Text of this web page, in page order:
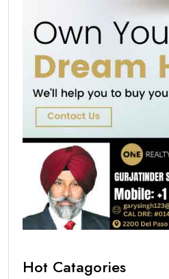
Hot Catagories